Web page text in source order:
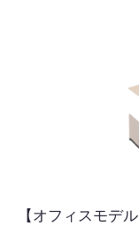
【オフィスモデル